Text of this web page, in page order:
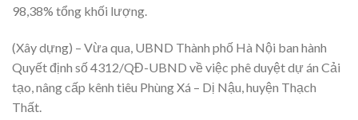
98,38% tổng khối lượng.
(Xây dựng) – Vừa qua, UBND Thành phố Hà Nội ban hành
Quyết định số 4312/QĐ-UBND về việc phê duyệt dự án Cải
tạo, nâng cấp kênh tiêu Phùng Xá – Dị Nậu, huyện Thạch
Thất.